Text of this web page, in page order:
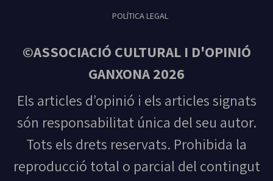
POLÍTICA LEGAL
©ASSOCIACIÓ CULTURAL I D'OPINIÓ
GANXONA 2026
Els articles d’opinió i els articles signats
són responsabilitat única del seu autor.
Tots els drets reservats. Prohibida la
reproducció total o parcial del contingut